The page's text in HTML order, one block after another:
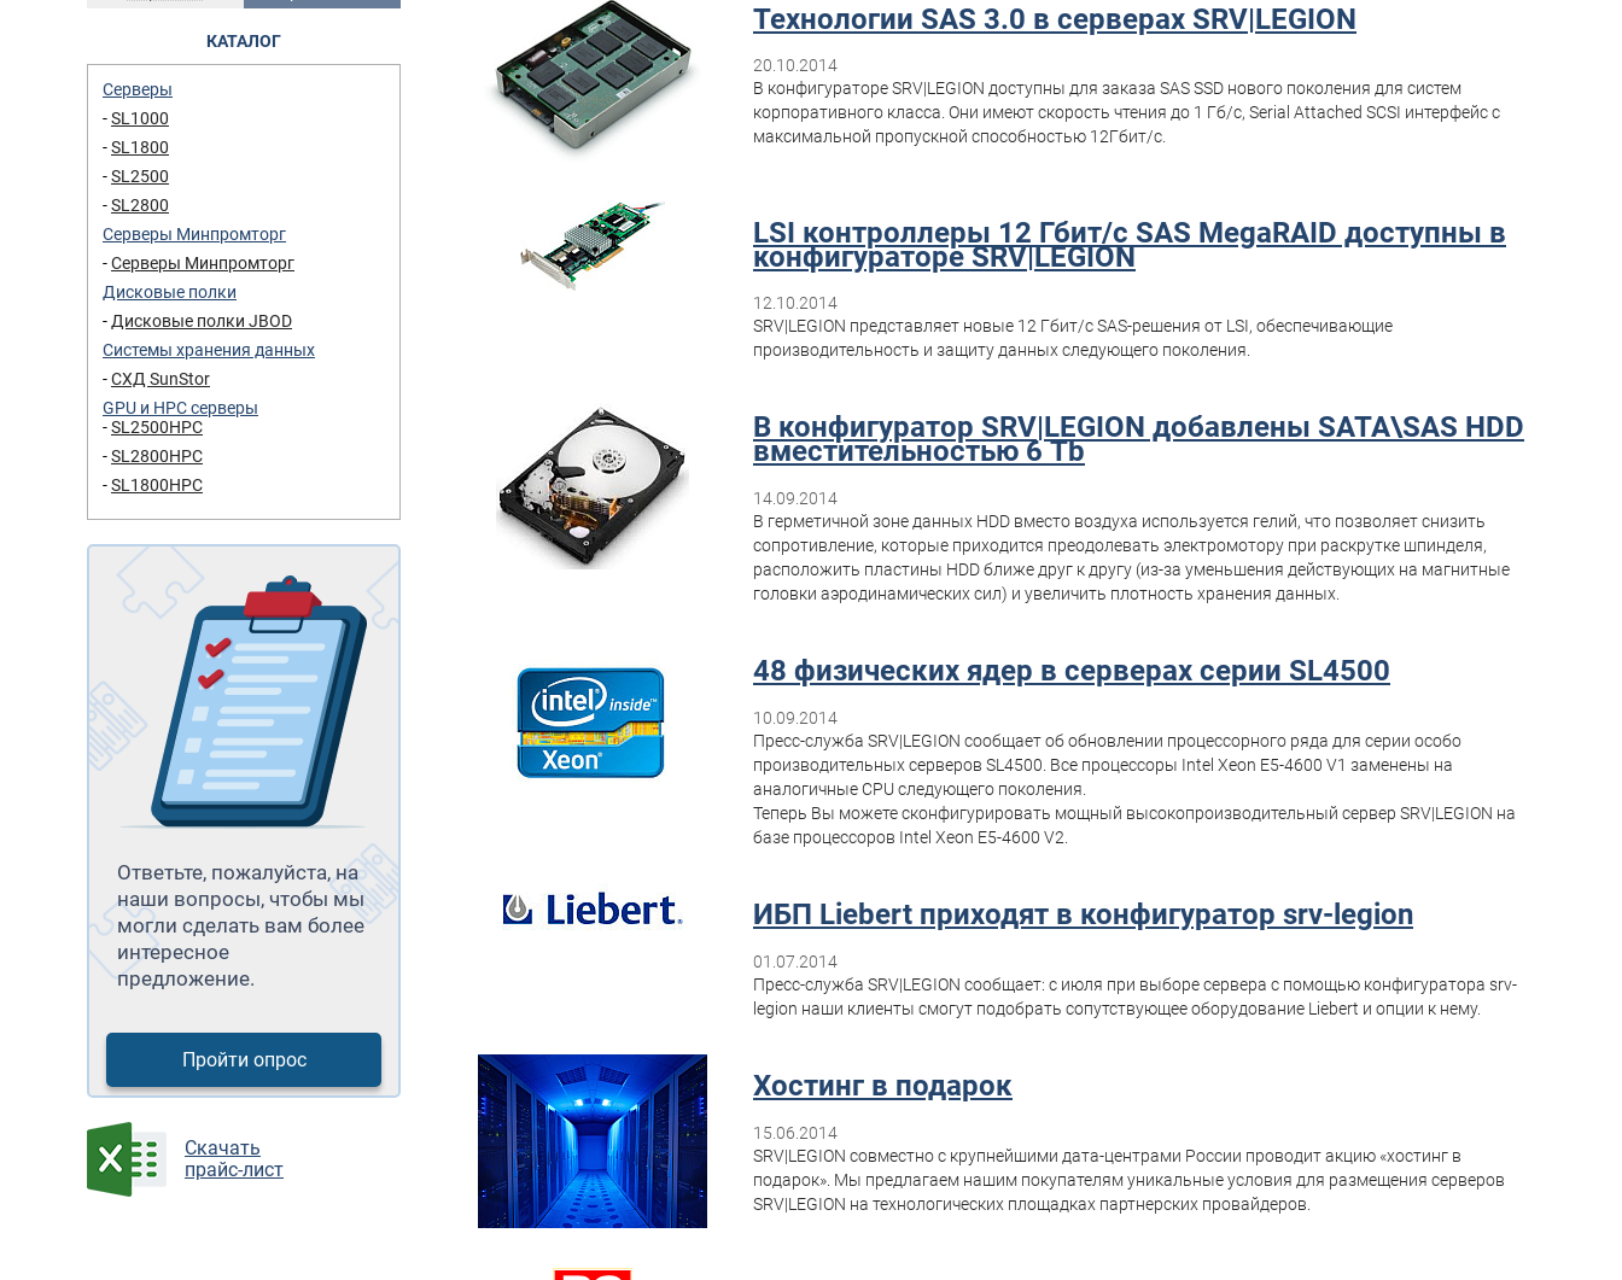
КАТАЛОГ
Серверы
SL1000
SL1800
SL2500
SL2800
Серверы Минпромторг
Серверы Минпромторг
Дисковые полки
Дисковые полки JBOD
Системы хранения данных
СХД SunStor
GPU и HPC серверы
SL2500HPC
SL2800HPC
SL1800HPC
Ответьте, пожалуйста, на
наши вопросы, чтобы мы
могли сделать вам более
интересное
предложение.
Пройти опрос
Cкачать
прайс-лист
Технологии SAS 3.0 в серверах SRV|LEGION
20.10.2014
В конфигураторе SRV|LEGION доступны для заказа SAS SSD нового поколения для систем
корпоративного класса. Они имеют скорость чтения до 1 Гб/с, Serial Attached SCSI интерфейс с
максимальной пропускной способностью 12Гбит/с.
LSI контроллеры 12 Гбит/с SAS MegaRAID доступны в
конфигураторе SRV|LEGION
12.10.2014
SRV|LEGION представляет новые 12 Гбит/с SAS-решения от LSI, обеспечивающие
производительность и защиту данных следующего поколения.
В конфигуратор SRV|LEGION добавлены SATA\SAS HDD
вместительностью 6 Tb
14.09.2014
В герметичной зоне данных HDD вместо воздуха используется гелий, что позволяет снизить
сопротивление, которые приходится преодолевать электромотору при раскрутке шпинделя,
расположить пластины HDD ближе друг к другу (из-за уменьшения действующих на магнитные
головки аэродинамических сил) и увеличить плотность хранения данных.
48 физических ядер в серверах серии SL4500
10.09.2014
Пресс-служба SRV|LEGION сообщает об обновлении процессорного ряда для серии особо
производительных серверов SL4500. Все процессоры Intel Xeon E5-4600 V1 заменены на
аналогичные CPU следующего поколения.
Теперь Вы можете сконфигурировать мощный высокопроизводительный сервер SRV|LEGION на
базе процессоров Intel Xeon E5-4600 V2.
ИБП Liebert приходят в конфигуратор srv-legion
01.07.2014
Пресс-служба SRV|LEGION сообщает: с июля при выборе сервера с помощью конфигуратора srv-
legion наши клиенты смогут подобрать сопутствующее оборудование Liebert и опции к нему.
Хостинг в подарок
15.06.2014
SRV|LEGION совместно с крупнейшими дата-центрами России проводит акцию «хостинг в
подарок». Мы предлагаем нашим покупателям уникальные условия для размещения серверов
SRV|LEGION на технологических площадках партнерских провайдеров.